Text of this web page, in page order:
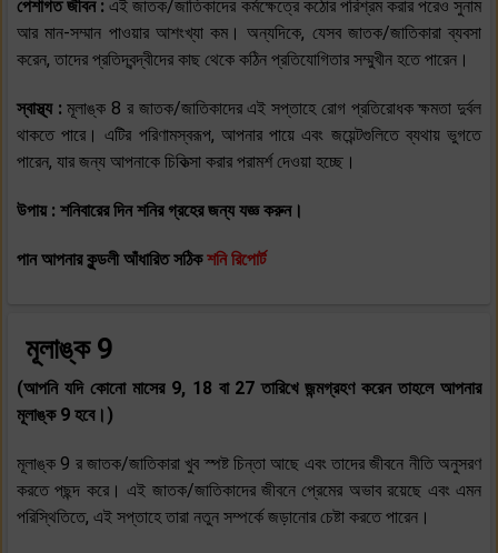
পেশাগত জীবন :এই জাতক/জাতিকাদের কর্মক্ষেত্রে কঠোর পরিশ্রম করার পরেও সুনাম
আর মান-সম্মান পাওয়ার আশংখ্যা কম। অন্যদিকে, যেসব জাতক/জাতিকারা ব্যবসা
করেন, তাদের প্রতিদ্বন্দ্বীদের কাছ থেকে কঠিন প্রতিযোগিতার সম্মুখীন হতে পারেন।
স্বাস্থ্য :মূলাঙ্ক 8 র জাতক/জাতিকাদের এই সপ্তাহে রোগ প্রতিরোধক ক্ষমতা দুর্বল
থাকতে পারে। এটির পরিণামস্বরূপ, আপনার পায়ে এবং জয়েন্টগুলিতে ব্যথায় ভুগতে
পারেন, যার জন্য আপনাকে চিকিত্সা করার পরামর্শ দেওয়া হচ্ছে।
উপায় : শনিবারের দিন শনির গ্রহের জন্য যজ্ঞ করুন।
পান আপনার কুন্ডলী আঁধারিত সঠিকশনি রিপোর্ট
মূলাঙ্ক 9
(আপনি যদি কোনো মাসের 9, 18 বা 27 তারিখে জন্মগ্রহণ করেন তাহলে আপনার
মূলাঙ্ক 9 হবে।)
মূলাঙ্ক 9 র জাতক/জাতিকারা খুব স্পষ্ট চিন্তা আছে এবং তাদের জীবনে নীতি অনুসরণ
করতে পছন্দ করে। এই জাতক/জাতিকাদের জীবনে প্রেমের অভাব রয়েছে এবং এমন
পরিস্থিতিতে, এই সপ্তাহে তারা নতুন সম্পর্কে জড়ানোর চেষ্টা করতে পারেন।